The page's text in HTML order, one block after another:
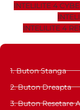
INTELILITE 4
INTELILITE 4
1. Buton Stanga
2. Buton Dreapta
3. Buton Resetare